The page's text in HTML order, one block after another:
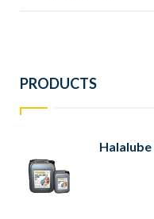
PRODUCTS